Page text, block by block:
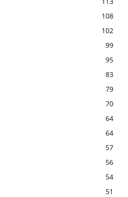
108
102
99
95
83
79
70
64
64
57
56
54
51